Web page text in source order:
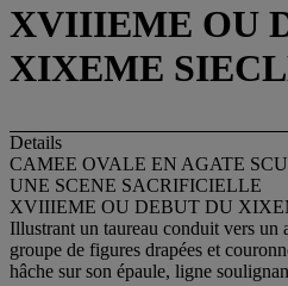
XVIIIEME OU
XIXEME
Details
CAMEE OVALE EN AGATE
UNE SCENE SACRIFICIELLE
XVIIIEME OU DEBUT DU
Illustrant un taureau conduit vers un
groupe de figures drapées et
hâche sur son épaule, ligne